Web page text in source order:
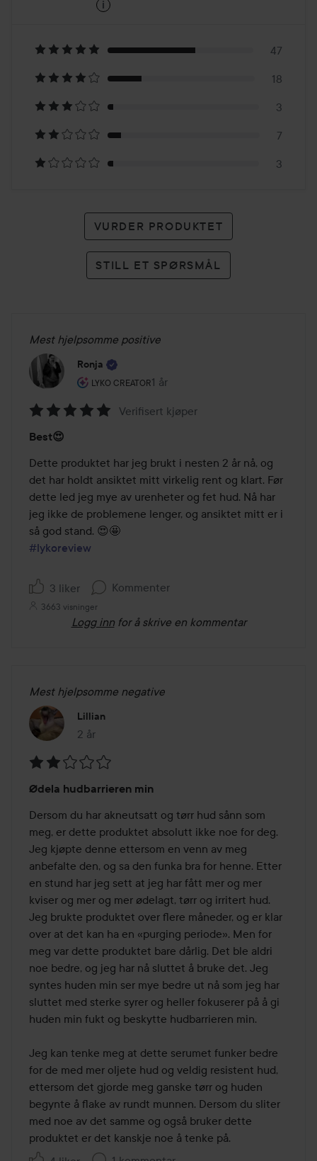
Basert
på
78
karakterer
i
47
18
3
7
3
VURDER PRODUKTET
STILL ET SPØRSMÅL
Mest hjelpsomme positive
Ronja
LYKO CREATOR
Brukerens rolle: Lyko Creator.
1 år
Innlegget ble opprettet 1 år
5
av
5
Verifisert kjøper
Best😍
Dette produktet har jeg brukt i nesten 2 år nå, og
det har holdt ansiktet mitt virkelig rent og klart. Før
dette led jeg mye av urenheter og fet hud. Nå har
jeg ikke de problemene lenger, og ansiktet mitt er i
#lykoreview
3 liker Kommenter
3663 visninger
Logg inn for å skrive en kommentar
Mest hjelpsomme negative
Lillian
2 år
Innlegget ble opprettet 2 år
2
av
5
Ødela hudbarrieren min
Dersom du har akneutsatt og tørr hud sånn som
meg, er dette produktet absolutt ikke noe for deg.
Jeg kjøpte denne ettersom en venn av meg
anbefalte den, og sa den funka bra for henne. Etter
en stund har jeg sett at jeg har fått mer og mer
kviser og mer og mer ødelagt, tørr og irritert hud.
Jeg brukte produktet over flere måneder, og er klar
over at det kan ha en «purging periode». Men for
meg var dette produktet bare dårlig. Det ble aldri
noe bedre, og jeg har nå sluttet å bruke det. Jeg
syntes huden min ser mye bedre ut nå som jeg har
sluttet med sterke syrer og heller fokuserer på å gi
huden min fukt og beskytte hudbarrieren min.
Jeg kan tenke meg at dette serumet funker bedre
for de med mer oljete hud og veldig resistent hud,
ettersom det gjorde meg ganske tørr og huden
begynte å flake av rundt munnen. Dersom du sliter
med noe av det samme og også bruker dette
produktet er det kanskje noe å tenke på.